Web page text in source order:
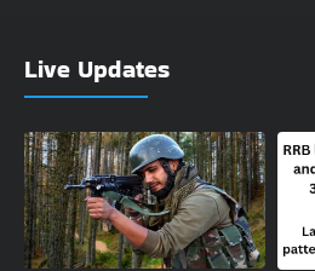
Live Updates